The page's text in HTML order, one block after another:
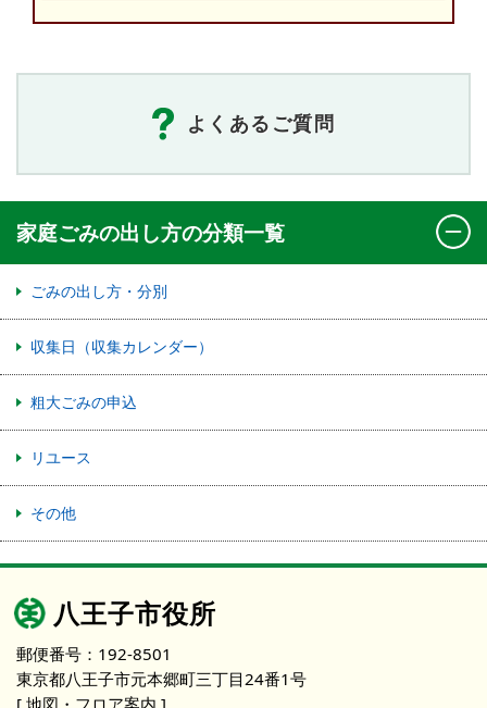
よくあるご質問
家庭ごみの出し方の分類一覧
ごみの出し方・分別
収集日（収集カレンダー）
粗大ごみの申込
リユース
その他
八王子市役所
郵便番号：192-8501
東京都八王子市元本郷町三丁目24番1号
[ 地図・フロア案内 ]